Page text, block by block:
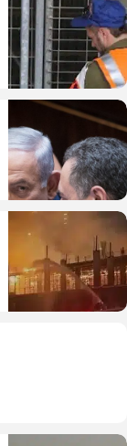
חרדים
חדשות